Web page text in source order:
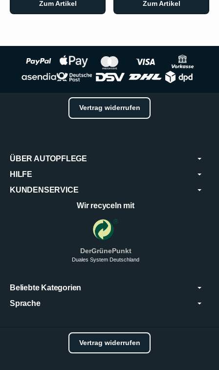
Zum Artikel Zum Artikel
Vertrag widerrufen
ÜBER AUTOPFLEGE
HILFE
KUNDENSERVICE
Wir recyceln mit
DerGrünePunkt
Duales System Deutschland
Beliebte Kategorien
Sprache
Vertrag widerrufen